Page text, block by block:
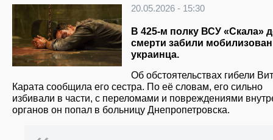
20.05.2026 - 15:30
В 425-м полку ВСУ «Скала»
смерти забили
украинца.
Об обстоятельствах гибели
Карата сообщила его сестра. По её словам, его сильно
избивали в части, с переломами и повреждениями
органов он попал в больницу Днепропетровска.